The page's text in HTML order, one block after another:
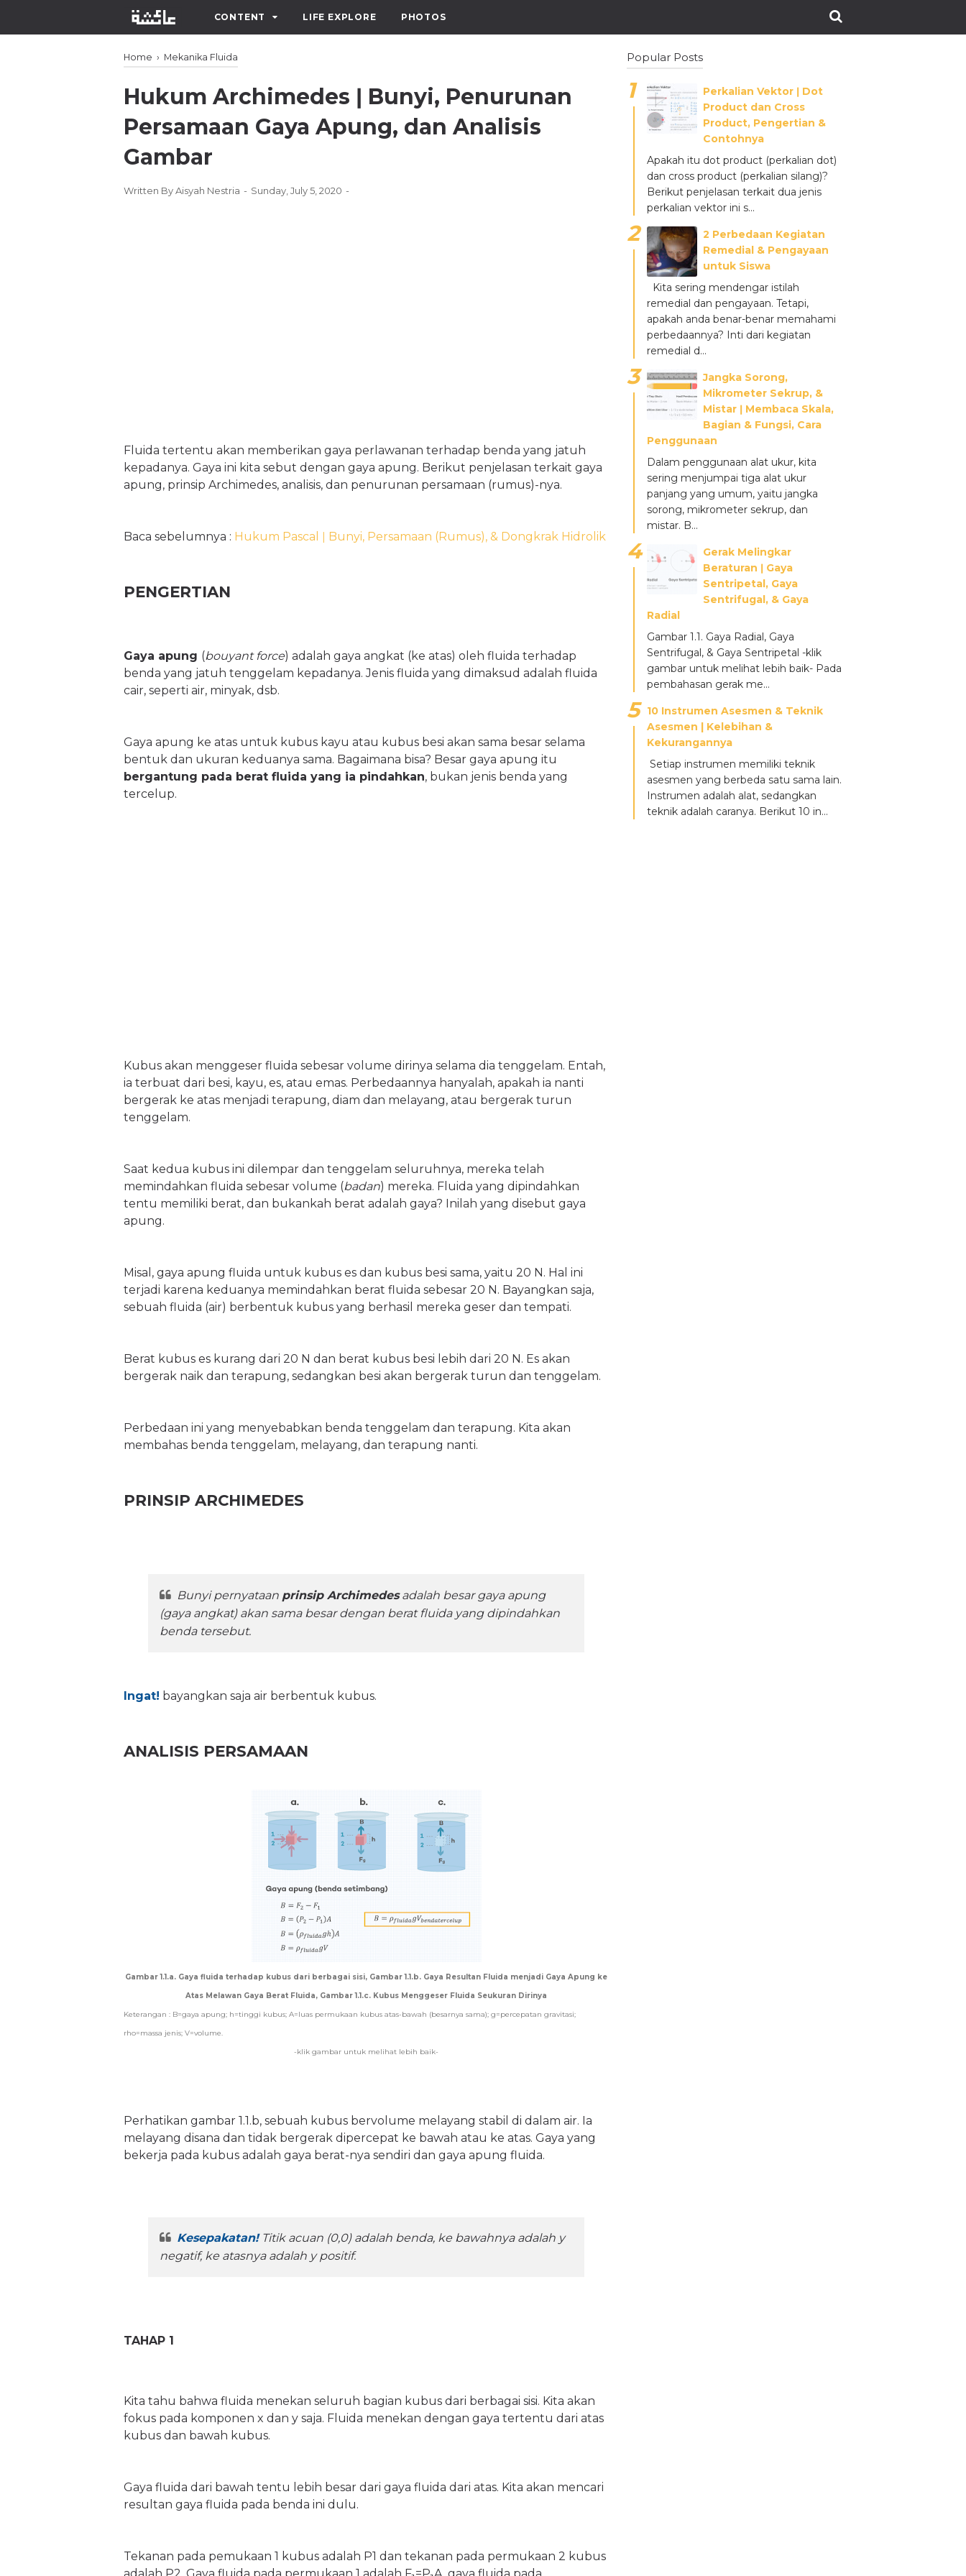
CONTENT LIFE EXPLORE PHOTOS
Home › Mekanika Fluida
Hukum Archimedes ǀ Bunyi, Penurunan
Persamaan Gaya Apung, dan Analisis
Gambar
Written ByAisyah Nestria Sunday, July 5, 2020
Fluida tertentu akan memberikan gaya perlawanan terhadap benda yang jatuh
kepadanya. Gaya ini kita sebut dengan gaya apung. Berikut penjelasan terkait gaya
apung, prinsip Archimedes, analisis, dan penurunan persamaan (rumus)-nya.
Baca sebelumnya : Hukum Pascal ǀ Bunyi, Persamaan (Rumus), & Dongkrak Hidrolik
PENGERTIAN
Gaya apung (bouyant force) adalah gaya angkat (ke atas) oleh fluida terhadap
benda yang jatuh tenggelam kepadanya. Jenis fluida yang dimaksud adalah fluida
cair, seperti air, minyak, dsb.
Gaya apung ke atas untuk kubus kayu atau kubus besi akan sama besar selama
bentuk dan ukuran keduanya sama. Bagaimana bisa? Besar gaya apung itu
bergantung pada berat fluida yang ia pindahkan, bukan jenis benda yang
tercelup.
Kubus akan menggeser fluida sebesar volume dirinya selama dia tenggelam. Entah,
ia terbuat dari besi, kayu, es, atau emas. Perbedaannya hanyalah, apakah ia nanti
bergerak ke atas menjadi terapung, diam dan melayang, atau bergerak turun
tenggelam.
Saat kedua kubus ini dilempar dan tenggelam seluruhnya, mereka telah
memindahkan fluida sebesar volume (badan) mereka. Fluida yang dipindahkan
tentu memiliki berat, dan bukankah berat adalah gaya? Inilah yang disebut gaya
apung.
Misal, gaya apung fluida untuk kubus es dan kubus besi sama, yaitu 20 N. Hal ini
terjadi karena keduanya memindahkan berat fluida sebesar 20 N. Bayangkan saja,
sebuah fluida (air) berbentuk kubus yang berhasil mereka geser dan tempati.
Berat kubus es kurang dari 20 N dan berat kubus besi lebih dari 20 N. Es akan
bergerak naik dan terapung, sedangkan besi akan bergerak turun dan tenggelam.
Perbedaan ini yang menyebabkan benda tenggelam dan terapung. Kita akan
membahas benda tenggelam, melayang, dan terapung nanti.
PRINSIP ARCHIMEDES
Bunyi pernyataan prinsip Archimedesadalah besar gaya apung
(gaya angkat) akan sama besar dengan berat fluida yang dipindahkan
benda tersebut.
Ingat! bayangkan saja air berbentuk kubus.
ANALISIS PERSAMAAN
Gambar 1.1.a. Gaya fluida terhadap kubus dari berbagai sisi, Gambar 1.1.b. Gaya Resultan Fluida menjadi Gaya Apung ke
Atas Melawan Gaya Berat Fluida, Gambar 1.1.c. Kubus Menggeser Fluida Seukuran Dirinya
Keterangan : B=gaya apung; h=tinggi kubus; A=luas permukaan kubus atas-bawah (besarnya sama); g=percepatan gravitasi;
rho=massa jenis; V=volume.
-klik gambar untuk melihat lebih baik-
Perhatikan gambar 1.1.b, sebuah kubus bervolume melayang stabil di dalam air. Ia
melayang disana dan tidak bergerak dipercepat ke bawah atau ke atas. Gaya yang
bekerja pada kubus adalah gaya berat-nya sendiri dan gaya apung fluida.
Kesepakatan!Titik acuan (0,0) adalah benda, ke bawahnya adalah y
negatif, ke atasnya adalah y positif.
TAHAP 1
Kita tahu bahwa fluida menekan seluruh bagian kubus dari berbagai sisi. Kita akan
fokus pada komponen x dan y saja. Fluida menekan dengan gaya tertentu dari atas
kubus dan bawah kubus.
Gaya fluida dari bawah tentu lebih besar dari gaya fluida dari atas. Kita akan mencari
resultan gaya fluida pada benda ini dulu.
Tekanan pada pemukaan 1 kubus adalah P1 dan tekanan pada permukaan 2 kubus
Popular Posts
Perkalian Vektor ǀ Dot
Product dan Cross
Product, Pengertian &
Contohnya
Apakah itu dot product (perkalian dot)
dan cross product (perkalian silang)?
Berikut penjelasan terkait dua jenis
perkalian vektor ini s...
2 Perbedaan Kegiatan
Remedial & Pengayaan
untuk Siswa
Kita sering mendengar istilah
remedial dan pengayaan. Tetapi,
apakah anda benar-benar memahami
perbedaannya? Inti dari kegiatan
remedial d...
Jangka Sorong,
Mikrometer Sekrup, &
Mistar ǀ Membaca Skala,
Bagian & Fungsi, Cara
Penggunaan
Dalam penggunaan alat ukur, kita
sering menjumpai tiga alat ukur
panjang yang umum, yaitu jangka
sorong, mikrometer sekrup, dan
mistar. B...
Gerak Melingkar
Beraturan ǀ Gaya
Sentripetal, Gaya
Sentrifugal, & Gaya
Radial
Gambar 1.1. Gaya Radial, Gaya
Sentrifugal, & Gaya Sentripetal -klik
gambar untuk melihat lebih baik- Pada
pembahasan gerak me...
10 Instrumen Asesmen & Teknik
Asesmen | Kelebihan &
Kekurangannya
Setiap instrumen memiliki teknik
asesmen yang berbeda satu sama lain.
Instrumen adalah alat, sedangkan
teknik adalah caranya. Berikut 10 in...